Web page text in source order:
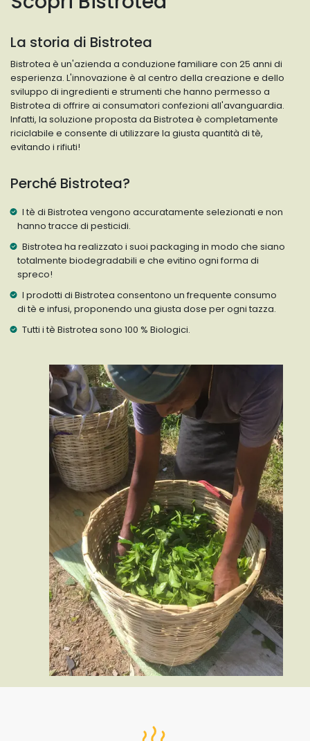
La storia di Bistrotea
Bistrotea è un'azienda a conduzione familiare con 25 anni di
esperienza. L'innovazione è al centro della creazione e dello
sviluppo di ingredienti e strumenti che hanno permesso a
Bistrotea di offrire ai consumatori confezioni all'avanguardia.
Infatti, la soluzione proposta da Bistrotea è completamente
riciclabile e consente di utilizzare la giusta quantità di tè,
evitando i rifiuti!
Perché Bistrotea?
I tè di Bistrotea vengono accuratamente selezionati e non
hanno tracce di pesticidi.
Bistrotea ha realizzato i suoi packaging in modo che siano
totalmente biodegradabili e che evitino ogni forma di
spreco!
I prodotti di Bistrotea consentono un frequente consumo
di tè e infusi, proponendo una giusta dose per ogni tazza.
Tutti i tè Bistrotea sono 100 % Biologici.